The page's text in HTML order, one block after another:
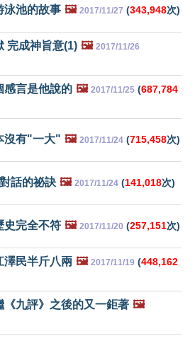
泳池的故事 🖼️ 2017/11/27 (343,948次)
完成神旨意(1) 🖼️ 2017/11/26
感言是他說的 🖼️ 2017/11/25 (687,784
沒有"一大" 🖼️ 2017/11/24 (715,458次)
話的祕訣 🖼️ 2017/11/24 (141,018次)
史完全不符 🖼️ 2017/11/20 (257,151次)
澤民半斤八兩 🖼️ 2017/11/19 (448,162
《九評》之後的又一鉅著 🖼️